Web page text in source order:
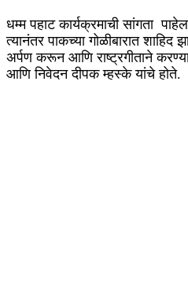
धम्म पहाट कार्यक्रमाची सांगता
त्यानंतर पाकच्या गोळीबारात शाहिद
अर्पण करून आणि राष्ट्रगीताने
आणि निवेदन दीपक म्हस्के यांचे होते.